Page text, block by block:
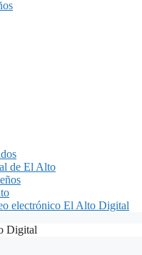
de El Alto
electrónico El Alto Digital
Digital